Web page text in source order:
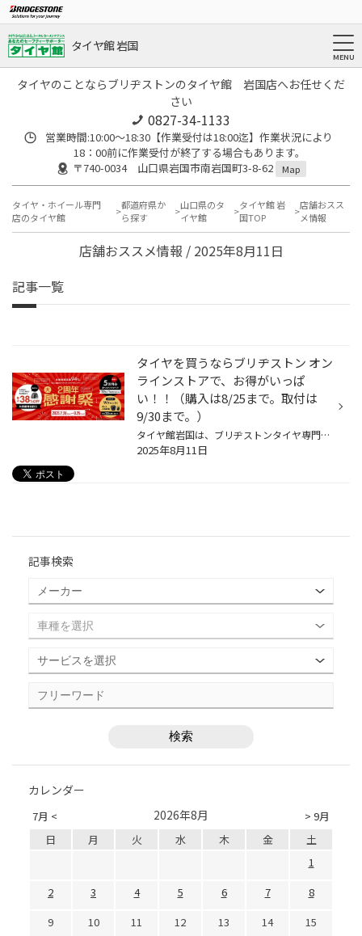
タイヤ館 岩国
タイヤのことならブリヂストンのタイヤ館 岩国店へお任せくだ
さい
0827-34-1133
営業時間:10:00〜18:30【作業受付は18:00迄】作業状況により
18：00前に作業受付が終了する場合もあります。
〒740-0034 山口県岩国市南岩国町3-8-62
Map
タイヤ・ホイール専門
店のタイヤ館
都道府県か
ら探す
山口県のタ
イヤ館
タイヤ館 岩
国TOP
店舗おスス
メ情報
店舗おススメ情報 / 2025年8月11日
記事一覧
タイヤを買うならブリヂストン オン
ラインストアで、お得がいっぱ
い！！（購入は8/25まで。取付は
9/30まで。）
タイヤ館岩国は、ブリヂストンタイヤ専門店になります。 8/15までは夏季休暇をいただいております。 ですが、ブリヂストン オンラインストアでは24時間365日いつでもタイヤを選んで購入できます。 しかも今なら2周年 大感謝祭をしております。 タイヤを購入取付しなければならない方には、朗報とし...
2025年8月11日
記事検索
カレンダー
7月 < > 9月
2026年8月
日 月 火 水 木 金
土
1
2
3 4 5 6 7
8
9
10 11 12 13 14
15